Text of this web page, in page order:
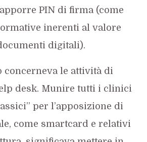
PIN di firma (come
inerenti al valore
digitali).
concerneva le attività di
desk. Munire tutti i clinici
per l’apposizione di
come smartcard e relativi